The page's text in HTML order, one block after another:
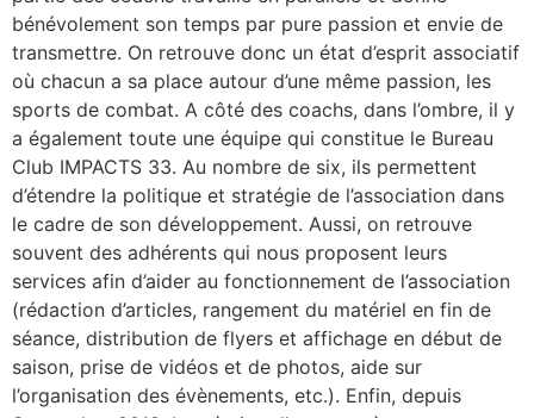
bénévolement son temps par pure passion et envie de
transmettre. On retrouve donc un état d’esprit associatif
où chacun a sa place autour d’une même passion, les
sports de combat. A côté des coachs, dans l’ombre, il y
a également toute une équipe qui constitue le Bureau
Club IMPACTS 33. Au nombre de six, ils permettent
d’étendre la politique et stratégie de l’association dans
le cadre de son développement. Aussi, on retrouve
souvent des adhérents qui nous proposent leurs
services afin d’aider au fonctionnement de l’association
(rédaction d’articles, rangement du matériel en fin de
séance, distribution de flyers et affichage en début de
saison, prise de vidéos et de photos, aide sur
l’organisation des évènements, etc.). Enfin, depuis